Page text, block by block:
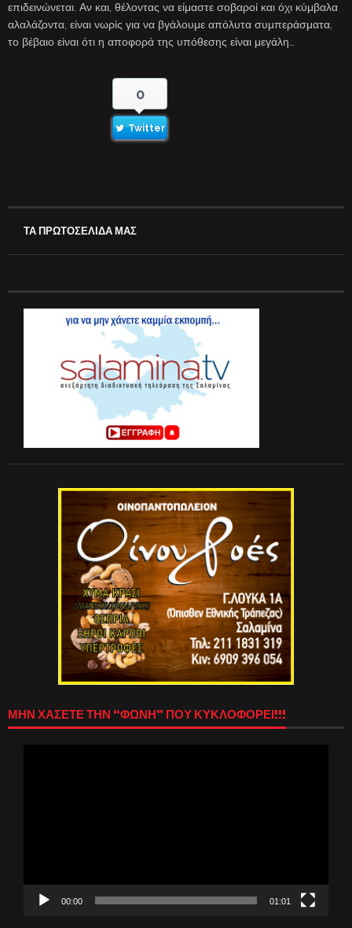
επιδεινώνεται. Αν και, θέλοντας να είμαστε σοβαροί και όχι κύμβαλα
αλαλάζοντα, είναι νωρίς για να βγάλουμε απόλυτα συμπεράσματα,
το βέβαιο είναι ότι η αποφορά της υπόθεσης είναι μεγάλη…
0
Twitter
ΤΑ ΠΡΩΤΟΣΕΛΙΔΑ ΜΑΣ
ΜΗΝ ΧΑΣΕΤΕ ΤΗΝ “ΦΩΝΗ” ΠΟΥ ΚΥΚΛΟΦΟΡΕΙ!!!
00:00 01:01